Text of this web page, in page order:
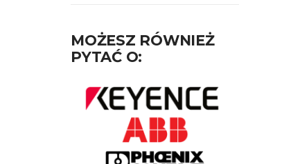
MOŻESZ RÓWNIEŻ
PYTAĆ O: